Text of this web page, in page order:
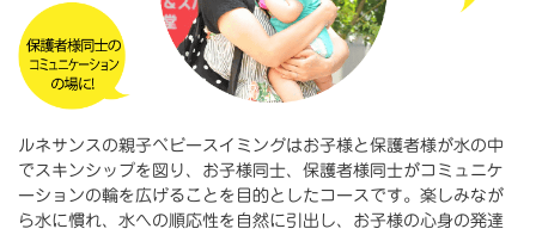
ルネサンスの親子ベビースイミングはお子様と保護者様が水の中
でスキンシップを図り、お子様同士、保護者様同士がコミュニケ
ーションの輪を広げることを目的としたコースです。楽しみなが
ら水に慣れ、水への順応性を自然に引出し、お子様の心身の発達